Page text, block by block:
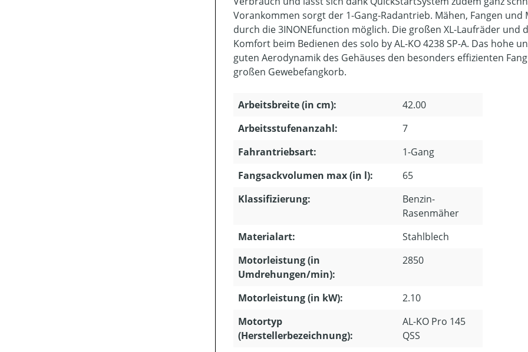
Vorankommen sorgt der 1-Gang-Radantrieb. Mähen, Fangen
durch die 3INONEfunction möglich. Die großen XL-Laufräder
Komfort beim Bedienen des solo by AL-KO 4238 SP-A. Das hohe
guten Aerodynamik des Gehäuses den besonders effizienten
großen Gewebefangkorb.
Arbeitsbreite (in cm):
42.00
Arbeitsstufenanzahl:
7
Fahrantriebsart:
1-Gang
Fangsackvolumen max (in l):
65
Klassifizierung:
Benzin-
Rasenmäher
Materialart:
Stahlblech
Motorleistung (in
Umdrehungen/min):
2850
Motorleistung (in kW):
2.10
Motortyp
(Herstellerbezeichnung):
AL-KO Pro 145
QSS